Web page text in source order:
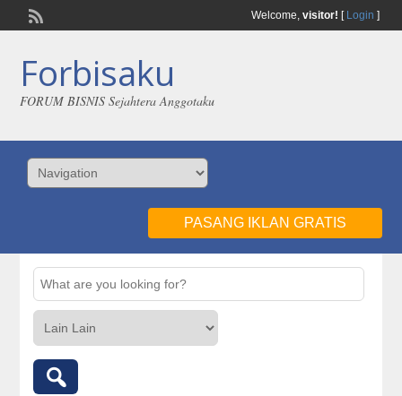
Welcome, visitor! [ Login ]
Forbisaku
FORUM BISNIS Sejahtera Anggotaku
PASANG IKLAN GRATIS